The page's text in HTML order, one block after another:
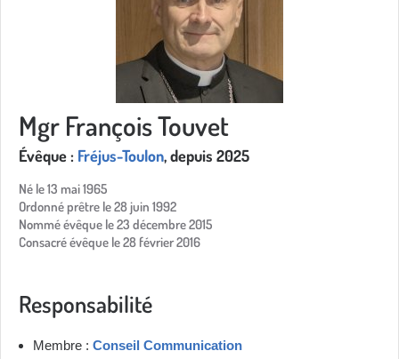
Mgr François Touvet
Évêque : Fréjus-Toulon, depuis 2025
Né le 13 mai 1965
Ordonné prêtre le 28 juin 1992
Nommé évêque le 23 décembre 2015
Consacré évêque le 28 février 2016
Responsabilité
Membre : Conseil Communication